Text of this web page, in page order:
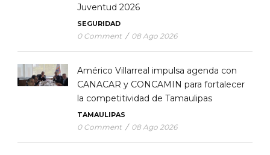
Juventud 2026
SEGURIDAD
0 Comment / 08 Ago 2026
Américo Villarreal impulsa agenda con
CANACAR y CONCAMIN para fortalecer
la competitividad de Tamaulipas
TAMAULIPAS
0 Comment / 08 Ago 2026